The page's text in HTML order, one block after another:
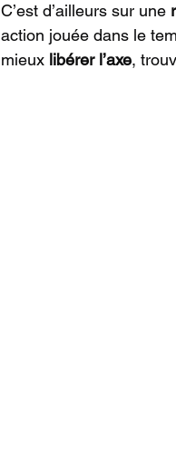
C’est d’ailleurs sur une
action jouée dans le
mieux libérer l’axe,